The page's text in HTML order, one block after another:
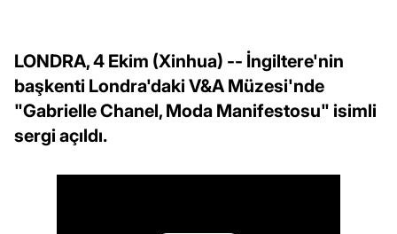
LONDRA, 4 Ekim (Xinhua) -- İngiltere'nin
başkenti Londra'daki V&A Müzesi'nde
"Gabrielle Chanel, Moda Manifestosu" isimli
sergi açıldı.